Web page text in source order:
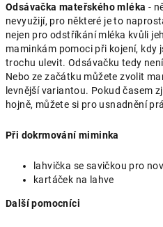
Odsávačka mateřského mléka -
nevyužijí, pro některé je to
nejen pro odstříkání mléka kvůli
maminkám pomoci při kojení, kdy
trochu ulevit. Odsávačku tedy
Nebo ze začátku můžete zvolit
levnější variantou. Pokud časem
hojně, můžete si pro usnadnění
Při dokrmování miminka
lahvička se savičkou pro
kartáček na lahve
Další pomocníci